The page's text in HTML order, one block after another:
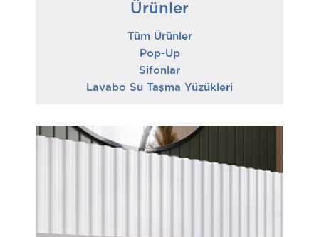
Ürünler
Tüm Ürünler
Pop-Up
Sifonlar
Lavabo Su Taşma Yüzükleri